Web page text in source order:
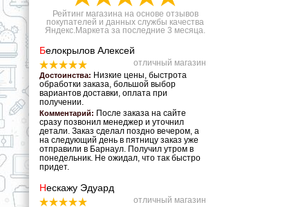
Рейтинг магазина на основе отзывов
покупателей и данных службы качества
Яндекс.Маркета за последние 3 месяца.
Белокрылов Алексей
отличный магазин
Достоинства: Низкие цены, быстрота
обработки заказа, большой выбор
вариантов доставки, оплата при
получении.
Комментарий: После заказа на сайте
сразу позвонил менеджер и уточнил
детали. Заказ сделал поздно вечером, а
на следующий день в пятницу заказ уже
отправили в Барнаул. Получил утром в
понедельник. Не ожидал, что так быстро
придет.
Нескажу Эдуард
отличный магазин